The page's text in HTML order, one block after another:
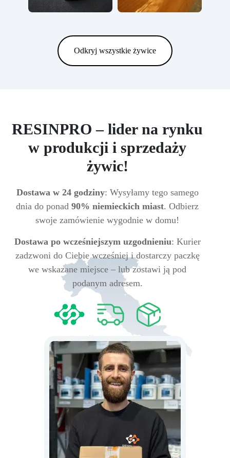
Odkryj wszystkie żywice
RESINPRO – lider na rynku
w produkcji i sprzedaży
żywic!
Dostawa w 24 godziny: Wysyłamy tego samego
dnia do ponad 90% niemieckich miast. Odbierz
swoje zamówienie wygodnie w domu!
Dostawa po wcześniejszym uzgodnieniu: Kurier
zadzwoni do Ciebie wcześniej i dostarczy paczkę
we wskazane miejsce – lub zostawi ją pod
podanym adresem.